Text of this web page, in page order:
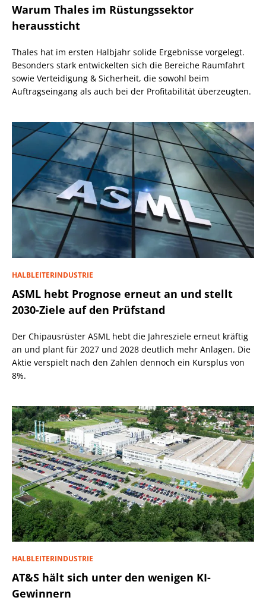
Warum Thales im Rüstungssektor
heraussticht
Thales hat im ersten Halbjahr solide Ergebnisse vorgelegt.
Besonders stark entwickelten sich die Bereiche Raumfahrt
sowie Verteidigung & Sicherheit, die sowohl beim
Auftragseingang als auch bei der Profitabilität überzeugten.
HALBLEITERINDUSTRIE
ASML hebt Prognose erneut an und stellt
2030-Ziele auf den Prüfstand
Der Chipausrüster ASML hebt die Jahresziele erneut kräftig
an und plant für 2027 und 2028 deutlich mehr Anlagen. Die
Aktie verspielt nach den Zahlen dennoch ein Kursplus von
8%.
HALBLEITERINDUSTRIE
AT&S hält sich unter den wenigen KI-
Gewinnern